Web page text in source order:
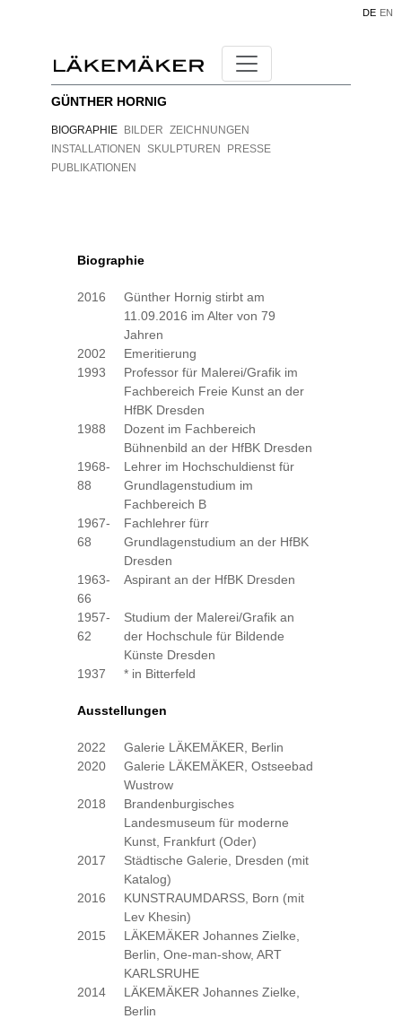
DE EN
GÜNTHER HORNIG
BIOGRAPHIE BILDER ZEICHNUNGEN
INSTALLATIONEN
SKULPTUREN
PRESSE
PUBLIKATIONEN
Biographie
2016
Günther Hornig stirbt am
11.09.2016 im Alter von 79
Jahren
2002
Emeritierung
1993
Professor für Malerei/Grafik im
Fachbereich Freie Kunst an der
HfBK Dresden
1988
Dozent im Fachbereich
Bühnenbild an der HfBK Dresden
1968-
88
Lehrer im Hochschuldienst für
Grundlagenstudium im
Fachbereich B
1967-
68
Fachlehrer fürr
Grundlagenstudium an der HfBK
Dresden
1963-
66
Aspirant an der HfBK Dresden
1957-
62
Studium der Malerei/Grafik an
der Hochschule für Bildende
Künste Dresden
1937
* in Bitterfeld
Ausstellungen
2022
Galerie LÄKEMÄKER, Berlin
2020
Galerie LÄKEMÄKER, Ostseebad
Wustrow
2018
Brandenburgisches
Landesmuseum für moderne
Kunst, Frankfurt (Oder)
2017
Städtische Galerie, Dresden (mit
Katalog)
2016
KUNSTRAUMDARSS, Born (mit
Lev Khesin)
2015
LÄKEMÄKER Johannes Zielke,
Berlin, One-man-show, ART
KARLSRUHE
2014
LÄKEMÄKER Johannes Zielke,
Berlin